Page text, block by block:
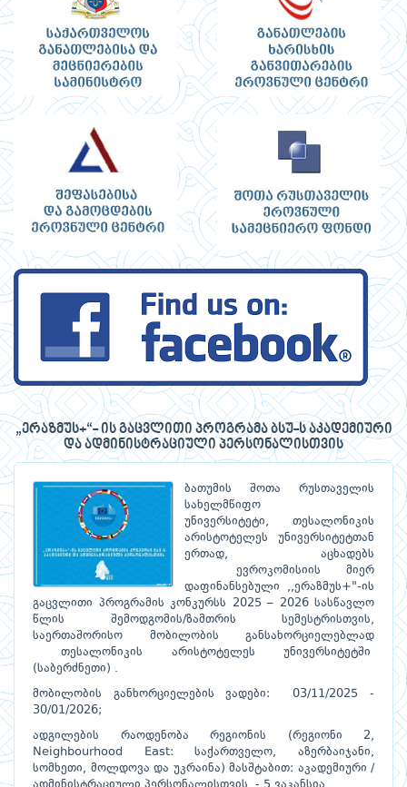
„ერაზმუს+“- ის გაცვლითი პროგრამა ბსუ-ს აკადემიური
და ადმინისტრაციული პერსონალისთვის
ბათუმის შოთა რუსთაველის
სახელმწიფო
უნივერსიტეტი, თესალონიკის
არისტოტელეს უნივერსიტეტთან
ერთად, აცხადებს
ევროკომისიის მიერ
დაფინანსებული ,,ერაზმუს+"-ის
გაცვლითი პროგრამის კონკურსს 2025 – 2026 სასწავლო
წლის შემოდგომის/ზამთრის სემესტრისთვის,
საერთაშორისო მობილობის განსახორციელებლად
თესალონიკის არისტოტელეს უნივერსიტეტში
(საბერძნეთი) .
მობილობის განხორციელების ვადები: 03/11/2025 -
30/01/2026;
ადგილების რაოდენობა რეგიონის (რეგიონი 2,
Neighbourhood East: საქართველო, აზერბაიჯანი,
სომხეთი, მოლდოვა და უკრაინა) მასშტაბით: აკადემიური /